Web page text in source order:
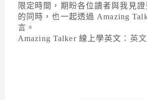
限定時間，期盼各位讀者與我見
的同時，也一起透過 Amazing
言。
Amazing Talker 線上學英文： 英